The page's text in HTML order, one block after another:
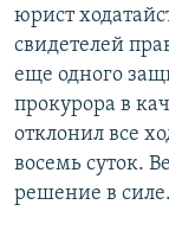
юрист
свидетелей
еще одного
прокурора в
отклонил все
восемь суток.
решение в силе.